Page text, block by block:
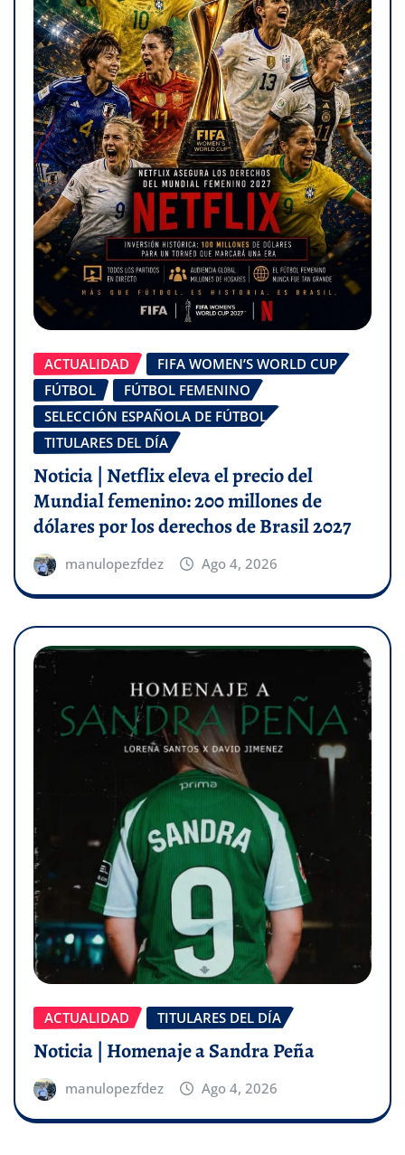
ACTUALIDAD
FIFA WOMEN’S WORLD CUP
FÚTBOL
FÚTBOL FEMENINO
SELECCIÓN ESPAÑOLA DE FÚTBOL
TITULARES DEL DÍA
Noticia | Netflix eleva el precio del
Mundial femenino: 200 millones de
dólares por los derechos de Brasil 2027
manulopezfdez Ago 4, 2026
ACTUALIDAD TITULARES DEL DÍA
Noticia | Homenaje a Sandra Peña
manulopezfdez Ago 4, 2026